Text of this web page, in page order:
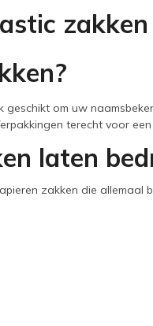
geschikt om uw
terecht voor
laten
zakken die allemaal